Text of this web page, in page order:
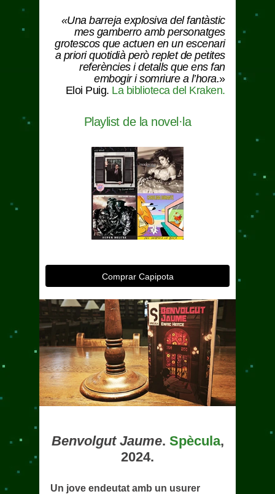
«Una barreja explosiva del fantàstic
mes gamberro amb personatges
grotescos que actuen en un escenari
a priori quotidià però replet de petites
referències i detalls que ens fan
embogir i somriure a l’hora.»
Eloi Puig. La biblioteca del Kraken.
Playlist de la novel·la
Comprar Capipota
Benvolgut Jaume. Spècula,
2024.
Un jove endeutat amb un usurer